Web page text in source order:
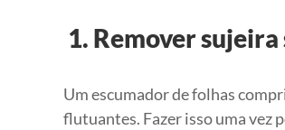
1. Remover
Um escumador de folhas
flutuantes. Fazer isso uma vez